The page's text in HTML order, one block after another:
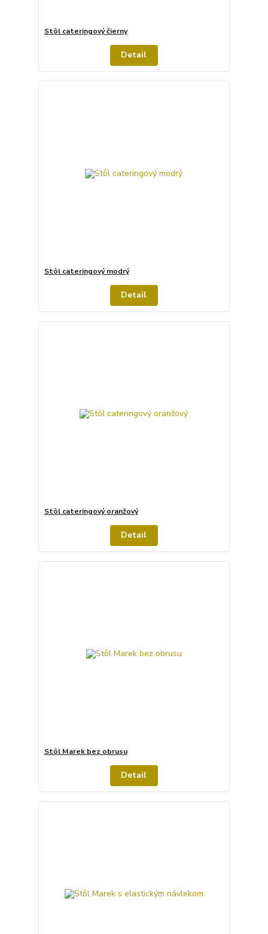
Stôl cateringový čierny
Detail
Stôl cateringový modrý
Detail
Stôl cateringový oranžový
Detail
Stôl Marek bez obrusu
Detail